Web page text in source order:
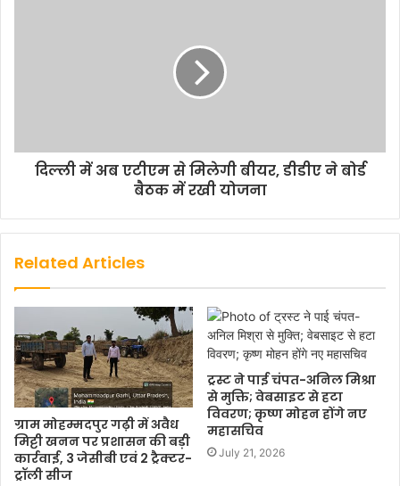
दिल्ली में अब एटीएम से मिलेगी बीयर, डीडीए ने बोर्ड
बैठक में रखी योजना
Related Articles
ग्राम मोहम्मदपुर गढ़ी में अवैध
मिट्टी खनन पर प्रशासन की बड़ी
कार्रवाई, 3 जेसीबी एवं 2 ट्रैक्टर-
ट्रॉली सीज
ट्रस्ट ने पाई चंपत-अनिल मिश्रा
से मुक्ति; वेबसाइट से हटा
विवरण; कृष्ण मोहन होंगे नए
महासचिव
July 21, 2026